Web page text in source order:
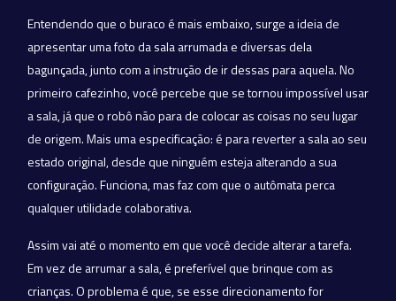
Entendendo que o buraco é mais embaixo, surge a ideia de
apresentar uma foto da sala arrumada e diversas dela
bagunçada, junto com a instrução de ir dessas para aquela. No
primeiro cafezinho, você percebe que se tornou impossível usar
a sala, já que o robô não para de colocar as coisas no seu lugar
de origem. Mais uma especificação: é para reverter a sala ao seu
estado original, desde que ninguém esteja alterando a sua
configuração. Funciona, mas faz com que o autômata perca
qualquer utilidade colaborativa.
Assim vai até o momento em que você decide alterar a tarefa.
Em vez de arrumar a sala, é preferível que brinque com as
crianças. O problema é que, se esse direcionamento for